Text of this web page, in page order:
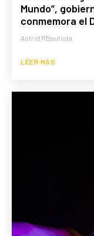
Mundo”,
conmemora el
Astrid RBautista
LEER MÁS